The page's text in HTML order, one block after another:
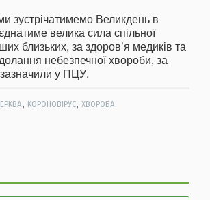
зустрічатимемо Великдень в
велика сила спільної
близьких, за здоров’я медиків та
небезпечної хвороби, за
у ПЦУ.
, КОРОНОВІРУС, ХВОРОБА